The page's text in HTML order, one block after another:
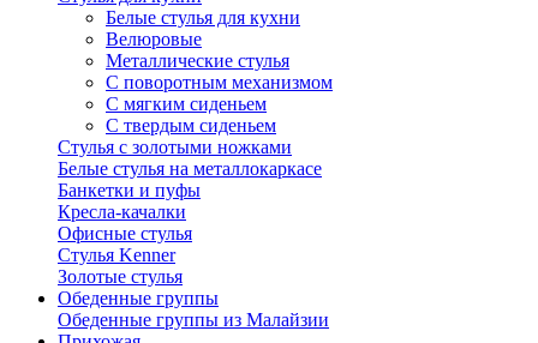
Белые стулья для кухни
Велюровые
Металлические стулья
С поворотным механизмом
С мягким сиденьем
С твердым сиденьем
Стулья с золотыми ножками
Белые стулья на металлокаркасе
Банкетки и пуфы
Кресла-качалки
Офисные стулья
Стулья Kenner
Золотые стулья
Обеденные группы
Обеденные группы из Малайзии